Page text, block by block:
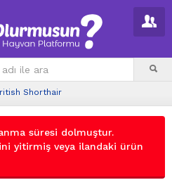
Shorthair
süresi dolmuştur.
yitirmiş veya ilandaki ürün